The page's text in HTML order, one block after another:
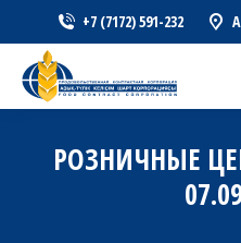
+7 (7172) 591-232
РОЗНИЧНЫЕ